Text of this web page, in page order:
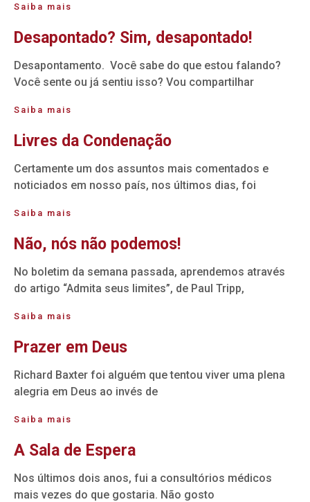
Saiba mais
Desapontado? Sim, desapontado!
Desapontamento. Você sabe do que estou falando?
Você sente ou já sentiu isso? Vou compartilhar
Saiba mais
Livres da Condenação
Certamente um dos assuntos mais comentados e
noticiados em nosso país, nos últimos dias, foi
Saiba mais
Não, nós não podemos!
No boletim da semana passada, aprendemos através
do artigo “Admita seus limites”, de Paul Tripp,
Saiba mais
Prazer em Deus
Richard Baxter foi alguém que tentou viver uma plena
alegria em Deus ao invés de
Saiba mais
A Sala de Espera
Nos últimos dois anos, fui a consultórios médicos
mais vezes do que gostaria. Não gosto